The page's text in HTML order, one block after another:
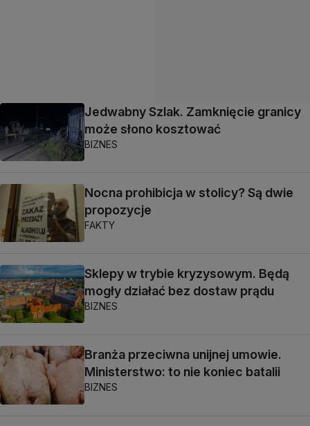
Jedwabny Szlak. Zamknięcie granicy
może słono kosztować
BIZNES
Nocna prohibicja w stolicy? Są dwie
propozycje
FAKTY
Sklepy w trybie kryzysowym. Będą
mogły działać bez dostaw prądu
BIZNES
Branża przeciwna unijnej umowie.
Ministerstwo: to nie koniec batalii
BIZNES